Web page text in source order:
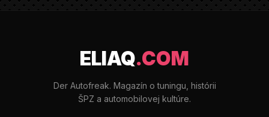
ELIAQ.COM
Der Autofreak. Magazín o tuningu, histórii
ŠPZ a automobilovej kultúre.